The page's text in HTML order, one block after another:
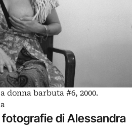
donna barbuta #6, 2000.
fotografie di Alessandra